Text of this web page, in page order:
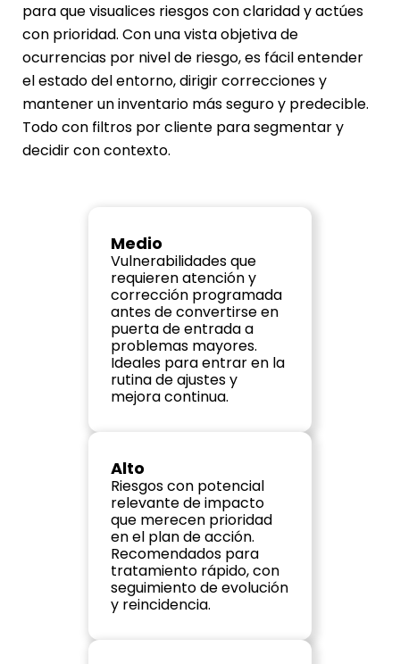
para que visualices riesgos con claridad y actúes
con prioridad. Con una vista objetiva de
ocurrencias por nivel de riesgo, es fácil entender
el estado del entorno, dirigir correcciones y
mantener un inventario más seguro y predecible.
Todo con filtros por cliente para segmentar y
decidir con contexto.
Medio
Vulnerabilidades que
requieren atención y
corrección programada
antes de convertirse en
puerta de entrada a
problemas mayores.
Ideales para entrar en la
rutina de ajustes y
mejora continua.
Alto
Riesgos con potencial
relevante de impacto
que merecen prioridad
en el plan de acción.
Recomendados para
tratamiento rápido, con
seguimiento de evolución
y reincidencia.